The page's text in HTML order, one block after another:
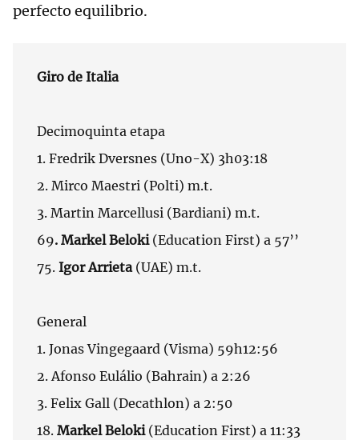
perfecto equilibrio.
Giro de Italia
Decimoquinta etapa
1. Fredrik Dversnes (Uno-X) 3h03:18
2. Mirco Maestri (Polti) m.t.
3. Martin Marcellusi (Bardiani) m.t.
69. Markel Beloki(Education First) a 57’’
75. Igor Arrieta(UAE) m.t.
General
1. Jonas Vingegaard (Visma) 59h12:56
2. Afonso Eulálio (Bahrain) a 2:26
3. Felix Gall (Decathlon) a 2:50
18. Markel Beloki(Education First) a 11:33